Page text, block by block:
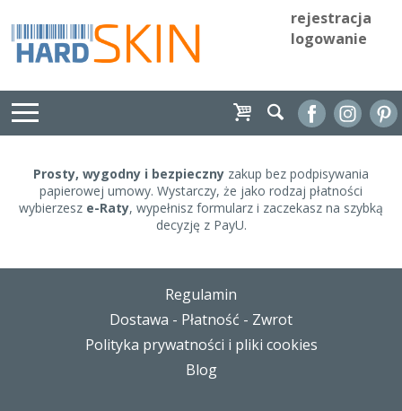
rejestracja
logowanie
Prosty, wygodny i bezpieczny zakup bez podpisywania
papierowej umowy. Wystarczy, że jako rodzaj płatności
wybierzesz e-Raty, wypełnisz formularz i zaczekasz na szybką
decyzję z PayU.
Regulamin
Dostawa - Płatność - Zwrot
Polityka prywatności i pliki cookies
Blog